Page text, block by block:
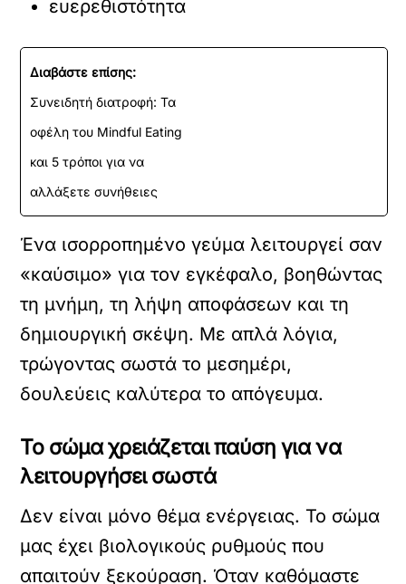
ευερεθιστότητα
Διαβάστε επίσης:
Συνειδητή διατροφή: Τα
οφέλη του Mindful Eating
και 5 τρόποι για να
αλλάξετε συνήθειες
Ένα ισορροπημένο γεύμα λειτουργεί σαν
«καύσιμο» για τον εγκέφαλο, βοηθώντας
τη μνήμη, τη λήψη αποφάσεων και τη
δημιουργική σκέψη. Με απλά λόγια,
τρώγοντας σωστά το μεσημέρι,
δουλεύεις καλύτερα το απόγευμα.
Το σώμα χρειάζεται παύση για να
λειτουργήσει σωστά
Δεν είναι μόνο θέμα ενέργειας. Το σώμα
μας έχει βιολογικούς ρυθμούς που
απαιτούν ξεκούραση. Όταν καθόμαστε